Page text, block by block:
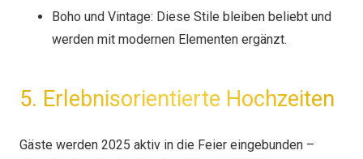
Boho und Vintage: Diese Stile bleiben beliebt und
werden mit modernen Elementen ergänzt.
5. Erlebnisorientierte Hochzeiten
Gäste werden 2025 aktiv in die Feier eingebunden –